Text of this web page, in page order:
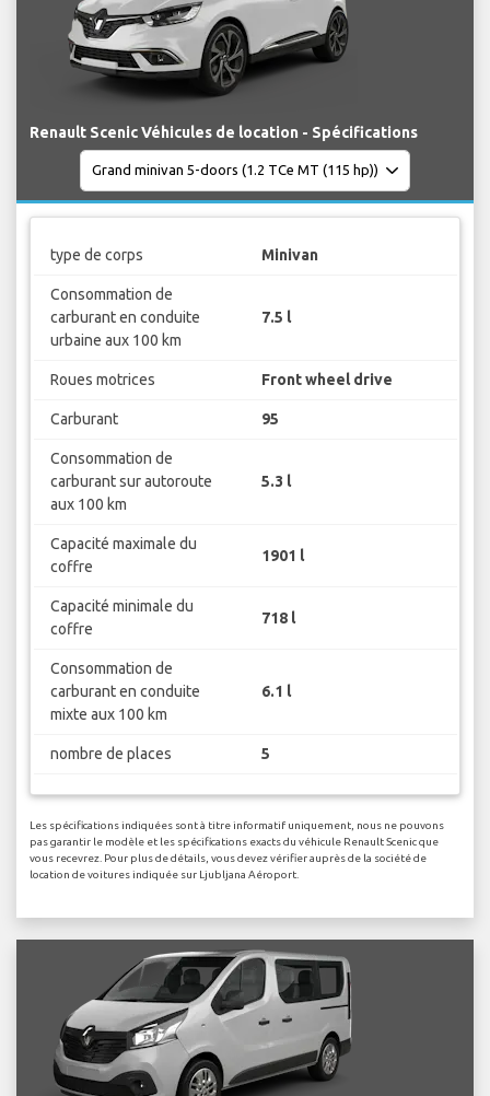
Renault Scenic Véhicules de location - Spécifications
type de corps Minivan
Consommation de
carburant en conduite
urbaine aux 100 km
7.5 l
Roues motrices Front wheel drive
Carburant 95
Consommation de
carburant sur autoroute
aux 100 km
5.3 l
Capacité maximale du
coffre
1901 l
Capacité minimale du
coffre
718 l
Consommation de
carburant en conduite
mixte aux 100 km
6.1 l
nombre de places 5
Les spécifications indiquées sont à titre informatif uniquement, nous ne pouvons
pas garantir le modèle et les spécifications exacts du véhicule Renault Scenic que
vous recevrez. Pour plus de détails, vous devez vérifier auprès de la société de
location de voitures indiquée sur Ljubljana Aéroport.